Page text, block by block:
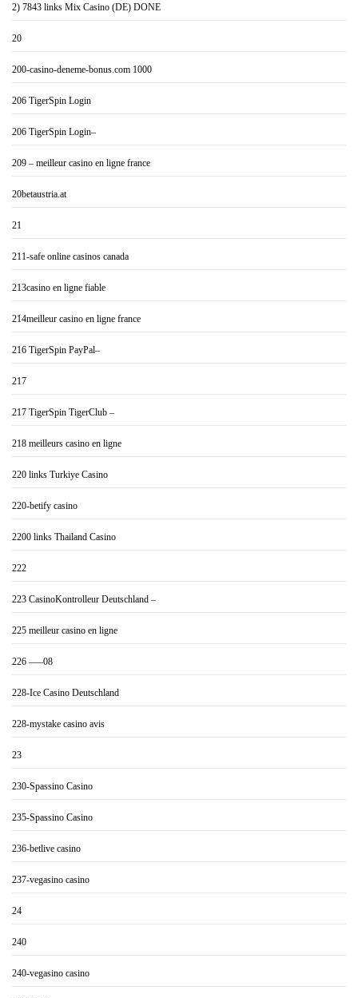
2) 7843 links Mix Casino (DE) DONE
20
200-casino-deneme-bonus.com 1000
206 TigerSpin Login
206 TigerSpin Login–
209 – meilleur casino en ligne france
20betaustria.at
21
211-safe online casinos canada
213casino en ligne fiable
214meilleur casino en ligne france
216 TigerSpin PayPal–
217
217 TigerSpin TigerClub –
218 meilleurs casino en ligne
220 links Turkiye Casino
220-betify casino
2200 links Thailand Casino
222
223 CasinoKontrolleur Deutschland –
225 meilleur casino en ligne
226 —–08
228-Ice Casino Deutschland
228-mystake casino avis
23
230-Spassino Casino
235-Spassino Casino
236-betlive casino
237-vegasino casino
24
240
240-vegasino casino